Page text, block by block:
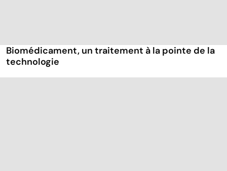
Biomédicament, un traitement à la pointe de la
technologie